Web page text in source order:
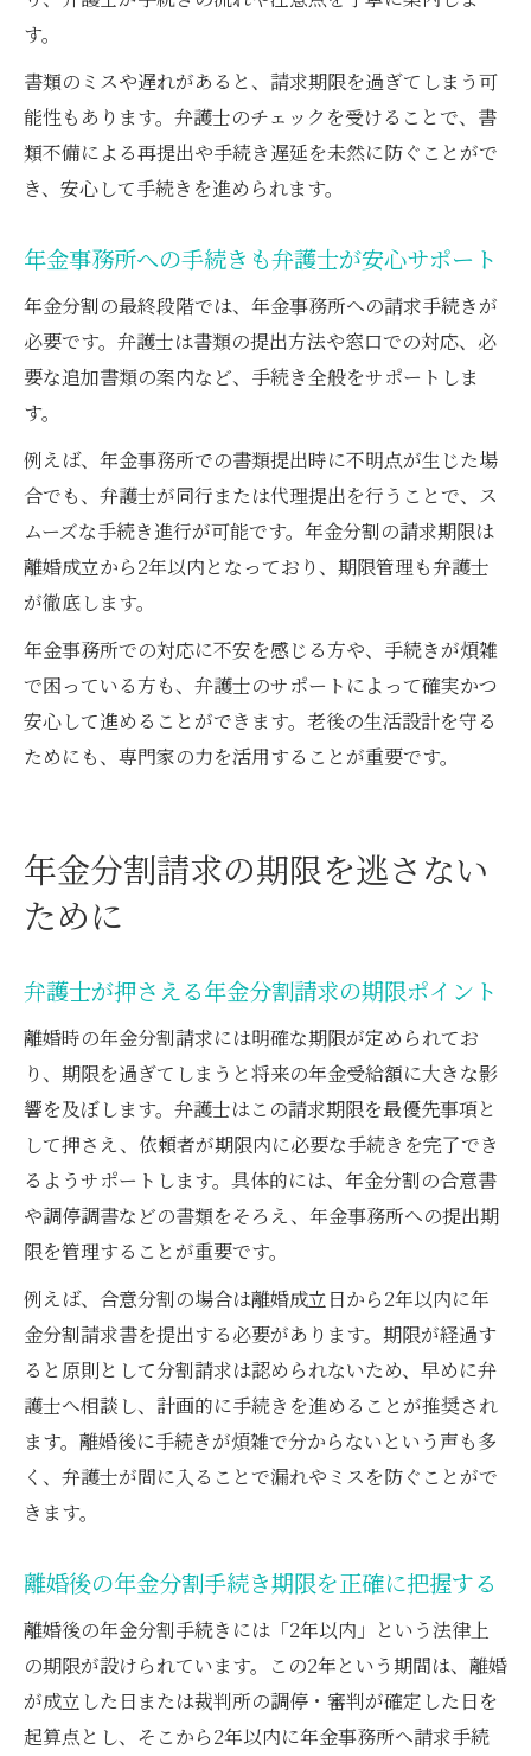
す。
書類のミスや遅れがあると、請求期限を過ぎてしまう可
能性もあります。弁護士のチェックを受けることで、書
類不備による再提出や手続き遅延を未然に防ぐことがで
き、安心して手続きを進められます。
年金事務所への手続きも弁護士が安心サポート
年金分割の最終段階では、年金事務所への請求手続きが
必要です。弁護士は書類の提出方法や窓口での対応、必
要な追加書類の案内など、手続き全般をサポートしま
す。
例えば、年金事務所での書類提出時に不明点が生じた場
合でも、弁護士が同行または代理提出を行うことで、ス
ムーズな手続き進行が可能です。年金分割の請求期限は
離婚成立から2年以内となっており、期限管理も弁護士
が徹底します。
年金事務所での対応に不安を感じる方や、手続きが煩雑
で困っている方も、弁護士のサポートによって確実かつ
安心して進めることができます。老後の生活設計を守る
ためにも、専門家の力を活用することが重要です。
年金分割請求の期限を逃さない
ために
弁護士が押さえる年金分割請求の期限ポイント
離婚時の年金分割請求には明確な期限が定められてお
り、期限を過ぎてしまうと将来の年金受給額に大きな影
響を及ぼします。弁護士はこの請求期限を最優先事項と
して押さえ、依頼者が期限内に必要な手続きを完了でき
るようサポートします。具体的には、年金分割の合意書
や調停調書などの書類をそろえ、年金事務所への提出期
限を管理することが重要です。
例えば、合意分割の場合は離婚成立日から2年以内に年
金分割請求書を提出する必要があります。期限が経過す
ると原則として分割請求は認められないため、早めに弁
護士へ相談し、計画的に手続きを進めることが推奨され
ます。離婚後に手続きが煩雑で分からないという声も多
く、弁護士が間に入ることで漏れやミスを防ぐことがで
きます。
離婚後の年金分割手続き期限を正確に把握する
離婚後の年金分割手続きには「2年以内」という法律上
の期限が設けられています。この2年という期間は、離婚
が成立した日または裁判所の調停・審判が確定した日を
起算点とし、そこから2年以内に年金事務所へ請求手続